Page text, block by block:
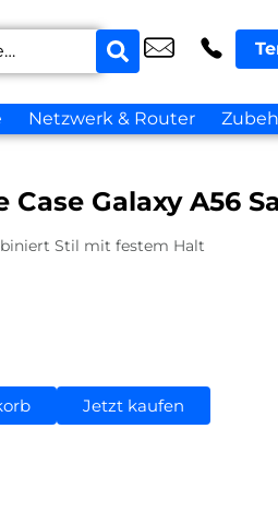
Netzwerk & Router
Galaxy A56
Stil mit festem Halt
Jetzt kaufen